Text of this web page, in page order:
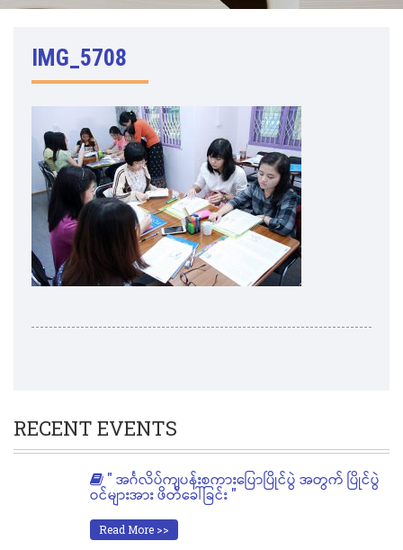
IMG_5708
RECENT EVENTS
" အင်္ဂလိပ်ကျပန်းစကားပြောပြိုင်ပွဲ အတွက် ပြိုင်ပွဲ
ဝင်များအား ဖိတ်ခေါ်ခြင်း "
Read More >>